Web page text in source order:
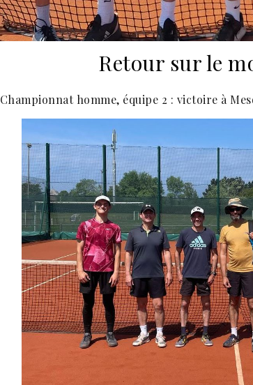
Retour sur le
Championnat homme, équipe 2 : victoire à